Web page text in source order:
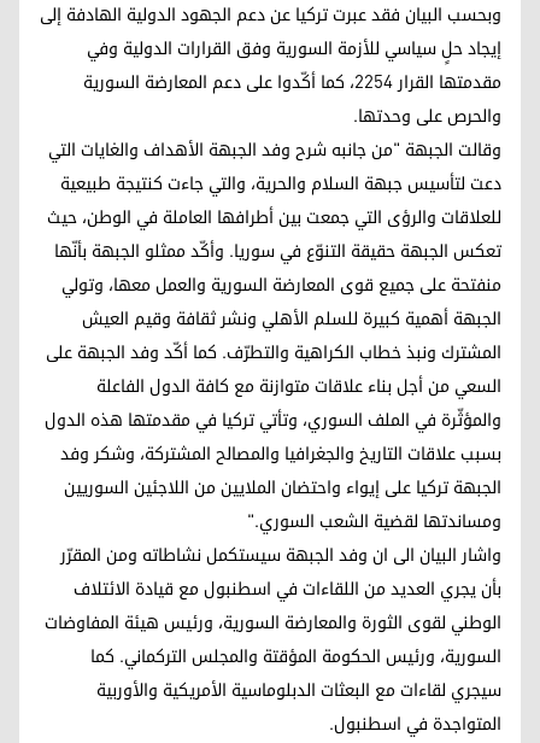
وبحسب البيان فقد عبرت تركيا عن دعم الجهود الدولية الهادفة إلى
إيجاد حلٍ سياسي للأزمة السورية وفق القرارات الدولية وفي
مقدمتها القرار 2254، كما أكّدوا على دعم المعارضة السورية
والحرص على وحدتها.
وقالت الجبهة "من جانبه شرح وفد الجبهة الأهداف والغايات التي
دعت لتأسيس جبهة السلام والحرية، والتي جاءت كنتيجة طبيعية
للعلاقات والرؤى التي جمعت بين أطرافها العاملة في الوطن، حيث
تعكس الجبهة حقيقة التنوّع في سوريا. وأكّد ممثلو الجبهة بأنّها
منفتحة على جميع قوى المعارضة السورية والعمل معها، وتولي
الجبهة أهمية كبيرة للسلم الأهلي ونشر ثقافة وقيم العيش
المشترك ونبذ خطاب الكراهية والتطرّف. كما أكّد وفد الجبهة على
السعي من أجل بناء علاقات متوازنة مع كافة الدول الفاعلة
والمؤثّرة في الملف السوري، وتأتي تركيا في مقدمتها هذه الدول
بسبب علاقات التاريخ والجغرافيا والمصالح المشتركة، وشكر وفد
الجبهة تركيا على إيواء واحتضان الملايين من اللاجئين السوريين
ومساندتها لقضية الشعب السوري."
واشار البيان الى ان وفد الجبهة سيستكمل نشاطاته ومن المقرّر
بأن يجري العديد من اللقاءات في اسطنبول مع قيادة الائتلاف
الوطني لقوى الثورة والمعارضة السورية، ورئيس هيئة المفاوضات
السورية، ورئيس الحكومة المؤقتة والمجلس التركماني. كما
سيجري لقاءات مع البعثات الدبلوماسية الأمريكية والأوربية
المتواجدة في اسطنبول.